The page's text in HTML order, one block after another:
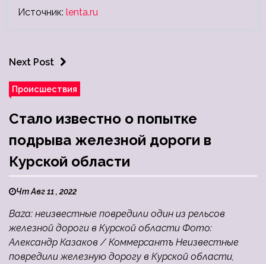
Источник: lenta.ru
Next Post
Происшествия
Стало известно о попытке
подрыва железной дороги в
Курской области
Чт Авг 11 , 2022
Baza: неизвестные повредили один из рельсов
железной дороги в Курской области Фото:
Александр Казаков / Коммерсантъ Неизвестные
повредили железную дорогу в Курской области,